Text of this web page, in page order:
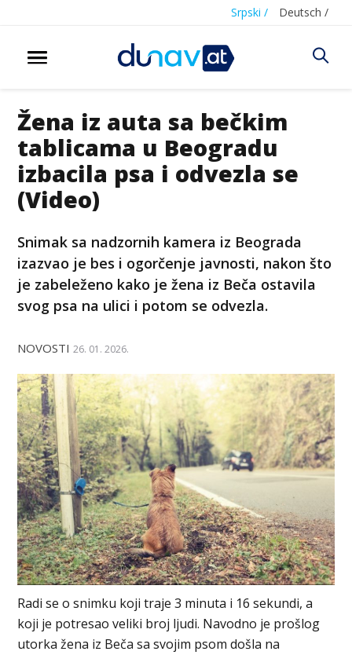
Srpski / Deutsch /
Žena iz auta sa bečkim
tablicama u Beogradu
izbacila psa i odvezla se
(Video)
Snimak sa nadzornih kamera iz Beograda
izazvao je bes i ogorčenje javnosti, nakon što
je zabeleženo kako je žena iz Beča ostavila
svog psa na ulici i potom se odvezla.
NOVOSTI 26. 01. 2026.
Radi se o snimku koji traje 3 minuta i 16 sekundi, a
koji je potresao veliki broj ljudi. Navodno je prošlog
utorka žena iz Beča sa svojim psom došla na